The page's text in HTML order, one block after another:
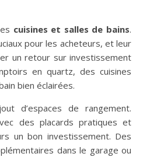
cuisines et salles de bains.
pour les acheteurs, et leur
un retour sur investissement
en quartz, des cuisines
bien éclairées.
d’espaces de rangement.
des placards pratiques et
un bon investissement. Des
dans le garage ou